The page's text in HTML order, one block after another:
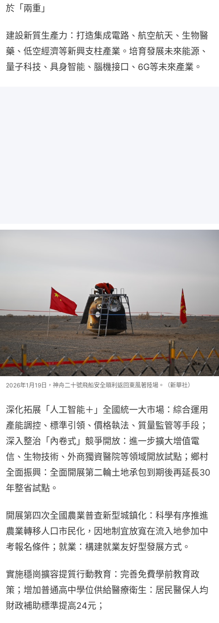
於「兩重」
建設新質生產力：打造集成電路、航空航天、生物醫
藥、低空經濟等新興支柱產業。培育發展未來能源、
量子科技、具身智能、腦機接口、6G等未來產業。
2026年1月19日，神舟二十號飛船安全順利返回東風著陸場。（新華社）
深化拓展「人工智能＋」全國統一大市場：綜合運用
產能調控、標準引領、價格執法、質量監管等手段；
深入整治「內卷式」競爭開放：進一步擴大增值電
信、生物技術、外商獨資醫院等領域開放試點；鄉村
全面振興：全面開展第二輪土地承包到期後再延長30
年整省試點。
開展第四次全國農業普查新型城鎮化：科學有序推進
農業轉移人口市民化，因地制宜放寬在流入地參加中
考報名條件；就業：構建就業友好型發展方式。
實施穩崗擴容提質行動教育：完善免費學前教育政
策；增加普通高中學位供給醫療衛生：居民醫保人均
財政補助標準提高24元；